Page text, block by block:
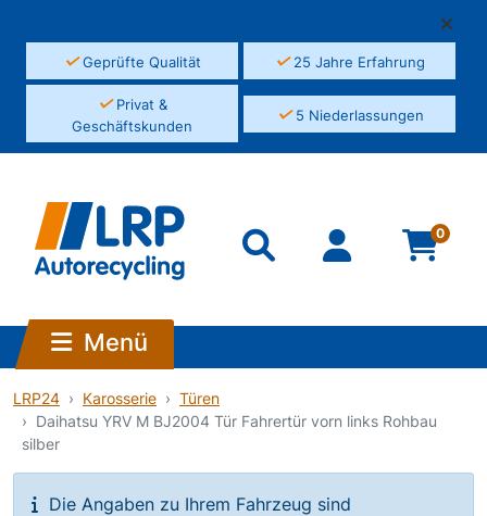
✓Geprüfte Qualität ✓25 Jahre Erfahrung
✓Privat &
Geschäftskunden
✓5 Niederlassungen
0
Menü
LRP24 Karosserie
Türen
Daihatsu YRV M BJ2004 Tür Fahrertür vorn links Rohbau
silber
Die Angaben zu Ihrem Fahrzeug sind